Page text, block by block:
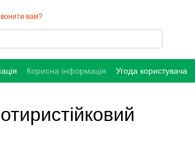
вам?
Корисна інформація Угода користувача